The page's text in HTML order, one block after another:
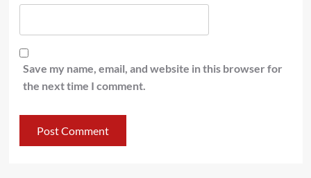
Save my name, email, and website in this browser for
the next time I comment.